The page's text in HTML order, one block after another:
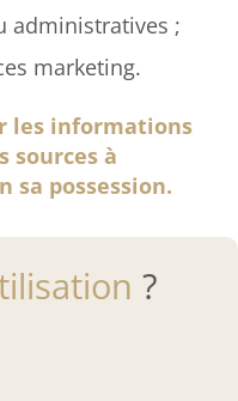
administratives ;
marketing.
les informations
sources à
sa possession.
?